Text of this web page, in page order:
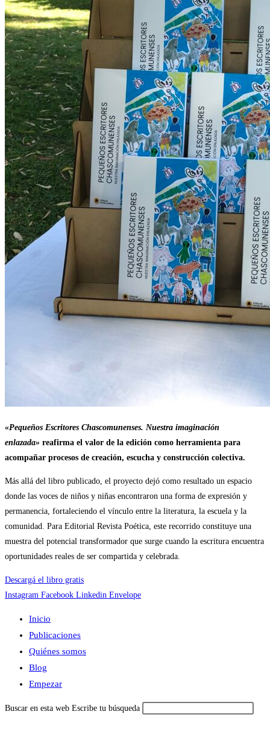
«Pequeños Escritores Chascomunenses. Nuestra imaginación
enlazada» reafirma el valor de la edición como herramienta para
acompañar procesos de creación, escucha y construcción colectiva.
Más allá del libro publicado, el proyecto dejó como resultado un espacio
donde las voces de niños y niñas encontraron una forma de expresión y
permanencia, fortaleciendo el vínculo entre la literatura, la escuela y la
comunidad. Para Editorial Revista Poética, este recorrido constituye una
muestra del potencial transformador que surge cuando la escritura encuentra
oportunidades reales de ser compartida y celebrada.
Descargá el libro gratis
Instagram Facebook Linkedin Envelope
Inicio
Publicaciones
Quiénes somos
Blog
Empezar
Buscar en esta web Escribe tu búsqueda